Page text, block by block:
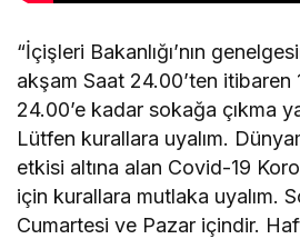
“İçişleri Bakanlığı’nın
akşam Saat 24.00’ten itibaren
24.00’e kadar sokağa çıkma
Lütfen kurallara uyalım.
etkisi altına alan Covid-19
için kurallara mutlaka uyalım.
Cumartesi ve Pazar içindir.